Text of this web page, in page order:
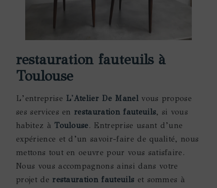
restauration fauteuils à
Toulouse
L’entreprise L'Atelier De Manelvous propose
ses services enrestauration fauteuils, si vous
habitez à Toulouse. Entreprise usant d’une
expérience et d’un savoir-faire de qualité, nous
mettons tout en oeuvre pour vous satisfaire.
Nous vous accompagnons ainsi dans votre
projet derestauration fauteuils et sommes à